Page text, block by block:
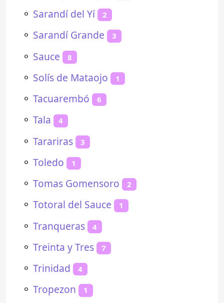
⚬ Sarandí del Yí 2
⚬ Sarandí Grande 3
⚬ Sauce 8
⚬ Solís de Mataojo 1
⚬ Tacuarembó 6
⚬ Tala 4
⚬ Tarariras 3
⚬ Toledo 1
⚬ Tomas Gomensoro 2
⚬ Totoral del Sauce 1
⚬ Tranqueras 4
⚬ Treinta y Tres 7
⚬ Trinidad 4
⚬ Tropezon 1